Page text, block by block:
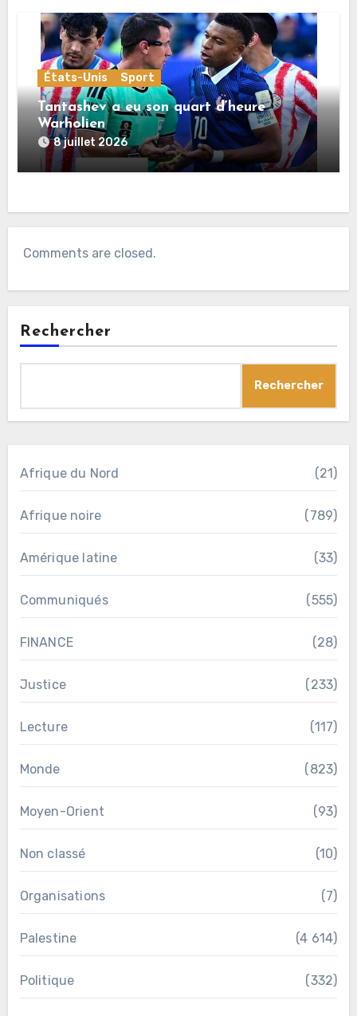
États-Unis Sport
Tantashev a eu son quart d’heure
Warholien
8 juillet 2026
Comments are closed.
Rechercher
Rechercher
Afrique du Nord (21)
Afrique noire (789)
Amérique latine (33)
Communiqués (555)
FINANCE (28)
Justice (233)
Lecture (117)
Monde (823)
Moyen-Orient (93)
Non classé (10)
Organisations (7)
Palestine (4 614)
Politique (332)